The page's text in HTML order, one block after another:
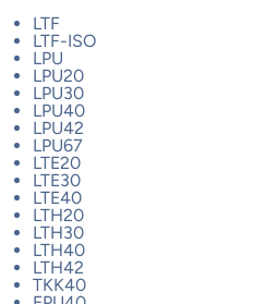
LTF
LTF-ISO
LPU
LPU20
LPU30
LPU40
LPU42
LPU67
LTE20
LTE30
LTE40
LTH20
LTH30
LTH40
LTH42
TKK40